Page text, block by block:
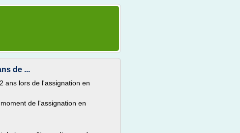
de ...
ans lors de l'assignation en
de l'assignation en